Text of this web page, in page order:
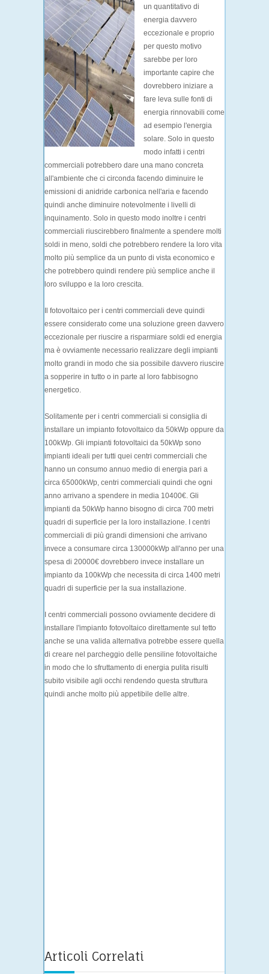
un quantitativo di
energia davvero
eccezionale e proprio
per questo motivo
sarebbe per loro
importante capire che
dovrebbero iniziare a
fare leva sulle fonti di
energia rinnovabili come
ad esempio l'energia
solare. Solo in questo
modo infatti i centri
commerciali potrebbero dare una mano concreta
all'ambiente che ci circonda facendo diminuire le
emissioni di anidride carbonica nell'aria e facendo
quindi anche diminuire notevolmente i livelli di
inquinamento. Solo in questo modo inoltre i centri
commerciali riuscirebbero finalmente a spendere molti
soldi in meno, soldi che potrebbero rendere la loro vita
molto più semplice da un punto di vista economico e
che potrebbero quindi rendere più semplice anche il
loro sviluppo e la loro crescita.
Il fotovoltaico per i centri commerciali deve quindi
essere considerato come una soluzione green davvero
eccezionale per riuscire a risparmiare soldi ed energia
ma è ovviamente necessario realizzare degli impianti
molto grandi in modo che sia possibile davvero riuscire
a sopperire in tutto o in parte al loro fabbisogno
energetico.
Solitamente per i centri commerciali si consiglia di
installare un impianto fotovoltaico da 50kWp oppure da
100kWp. Gli impianti fotovoltaici da 50kWp sono
impianti ideali per tutti quei centri commerciali che
hanno un consumo annuo medio di energia pari a
circa 65000kWp, centri commerciali quindi che ogni
anno arrivano a spendere in media 10400€. Gli
impianti da 50kWp hanno bisogno di circa 700 metri
quadri di superficie per la loro installazione. I centri
commerciali di più grandi dimensioni che arrivano
invece a consumare circa 130000kWp all'anno per una
spesa di 20000€ dovrebbero invece installare un
impianto da 100kWp che necessita di circa 1400 metri
quadri di superficie per la sua installazione.
I centri commerciali possono ovviamente decidere di
installare l'impianto fotovoltaico direttamente sul tetto
anche se una valida alternativa potrebbe essere quella
di creare nel parcheggio delle pensiline fotovoltaiche
in modo che lo sfruttamento di energia pulita risulti
subito visibile agli occhi rendendo questa struttura
quindi anche molto più appetibile delle altre.
Articoli Correlati